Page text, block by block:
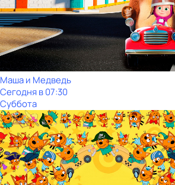
Маша и Медведь
Сегодня в 07:30
Суббота